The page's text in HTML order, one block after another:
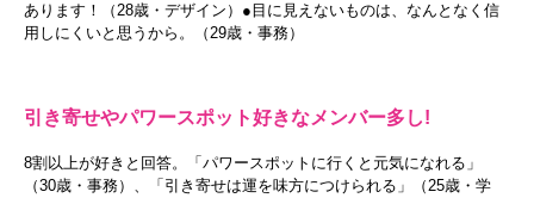
あります！（28歳・デザイン）●目に見えないものは、なんとなく信
用しにくいと思うから。（29歳・事務）
引き寄せやパワースポット好きなメンバー多し!
8割以上が好きと回答。「パワースポットに行くと元気になれる」
（30歳・事務）、「引き寄せは運を味方につけられる」（25歳・学